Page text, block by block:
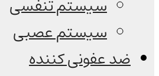
سیستم تنفسی
سیستم عصبی
ضد عفونی کننده